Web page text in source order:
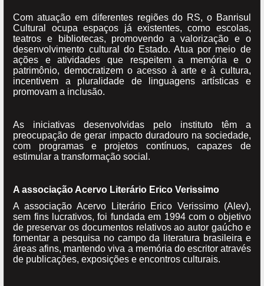
Com atuação em diferentes regiões do RS, o Banrisul
Cultural ocupa espaços já existentes, como escolas,
teatros e bibliotecas, promovendo a valorização e o
desenvolvimento cultural do Estado. Atua por meio de
ações e atividades que respeitem a memória e o
patrimônio, democratizem o acesso à arte e à cultura,
incentivem a pluralidade de linguagens artísticas e
promovam a inclusão.
As iniciativas desenvolvidas pelo instituto têm a
preocupação de gerar impacto duradouro na sociedade,
com programas e projetos contínuos, capazes de
estimular a transformação social.
A associação Acervo Literário Erico Verissimo
A associação Acervo Literário Erico Verissimo (Alev),
sem fins lucrativos, foi fundada em 1994 com o objetivo
de preservar os documentos relativos ao autor gaúcho e
fomentar a pesquisa no campo da literatura brasileira e
áreas afins, mantendo viva a memória do escritor através
de publicações, exposições e encontros culturais.